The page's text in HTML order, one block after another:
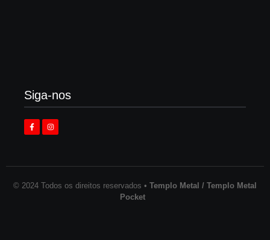
Siga-nos
© 2024 Todos os direitos reservados • Templo Metal / Templo Metal
Pocket